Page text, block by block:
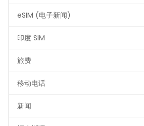
eSIM (电子新闻)
印度 SIM
旅费
移动电话
新闻